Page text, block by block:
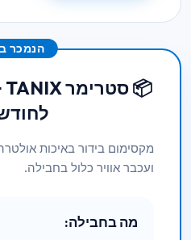
הנמכר
ועכבר אוויר כלול בחבילה.
מה בחבילה: